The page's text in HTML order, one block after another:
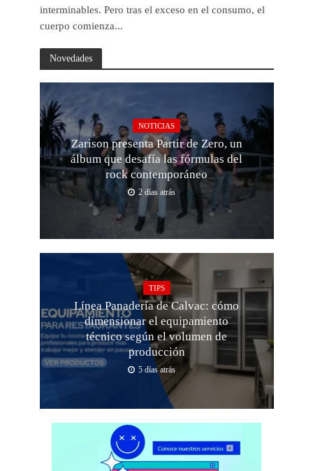
interminables. Pero tras el exceso en el consumo, el
cuerpo comienza...
Novedades
NOTICIAS
Zarison presenta Partir de Zero, un
álbum que desafía las fórmulas del
rock contemporáneo
2 días atrás
TIPS
Línea Panadería de Calvac: cómo
dimensionar el equipamiento
técnico según el volumen de
producción
5 días atrás